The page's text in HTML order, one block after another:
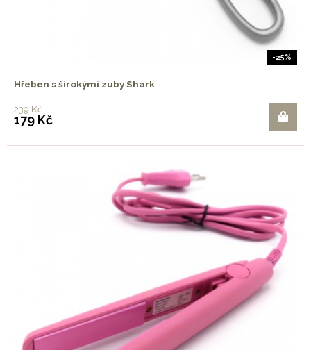
-25%
Hřeben s širokými zuby Shark
239 Kč
179 Kč